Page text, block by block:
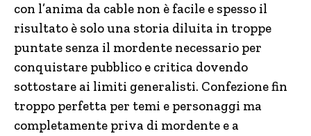
con l’anima da cable non è facile e spesso il
risultato è solo una storia diluita in troppe
puntate senza il mordente necessario per
conquistare pubblico e critica dovendo
sottostare ai limiti generalisti. Confezione fin
troppo perfetta per temi e personaggi ma
completamente priva di mordente e a